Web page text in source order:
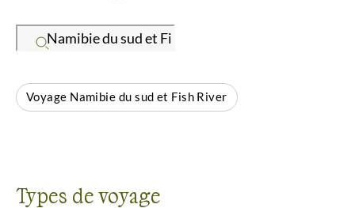
Voyage Namibie du sud et Fish River
Types de voyage